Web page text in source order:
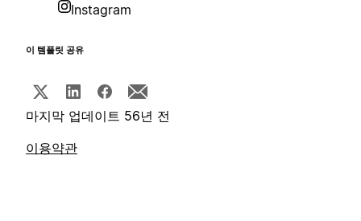
Instagram
이 템플릿 공유
마지막 업데이트 56년 전
이용약관